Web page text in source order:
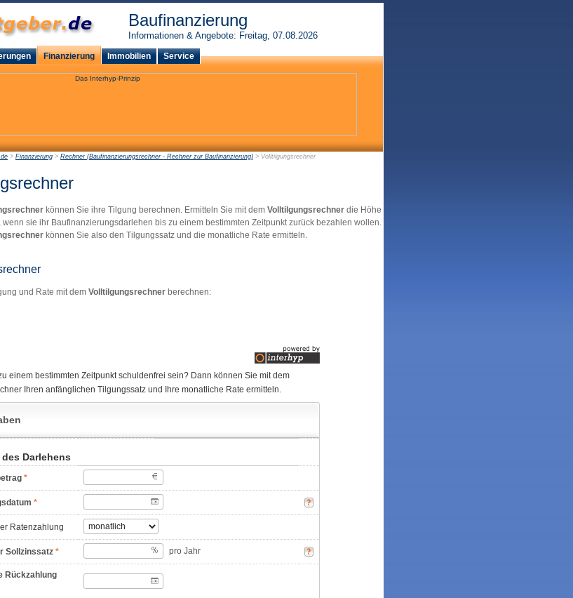
Baufinanzierung
Informationen & Angebote: Freitag, 07.08.2026
Finanzierung Immobilien Service
> Finanzierung > Rechner (Baufinanzierungsrechner - Rechner zur Baufinanzierung) > Volltilgungsrechner
können Sie ihre Tilgung berechnen. Ermitteln Sie mit dem Volltilgungsrechner die Höhe
wenn sie ihr Baufinanzierungsdarlehen bis zu einem bestimmten Zeitpunkt zurück bezahlen wollen.
können Sie also den Tilgungssatz und die monatliche Rate ermitteln.
und Rate mit dem Volltilgungsrechner berechnen: